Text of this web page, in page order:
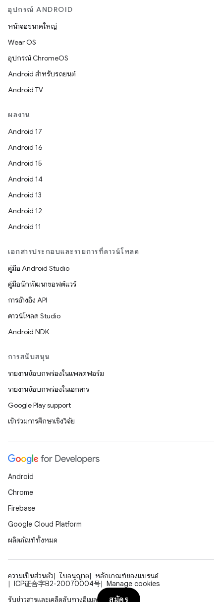
อุปกรณ์ ANDROID
หน้าจอขนาดใหญ่
Wear OS
อุปกรณ์ ChromeOS
Android สำหรับรถยนต์
Android TV
ผลงาน
Android 17
Android 16
Android 15
Android 14
Android 13
Android 12
Android 11
เอกสารประกอบและรายการที่ดาวน์โหลด
คู่มือ Android Studio
คู่มือนักพัฒนาซอฟต์แวร์
การอ้างอิง API
ดาวน์โหลด Studio
Android NDK
การสนับสนุน
รายงานข้อบกพร่องในแพลตฟอร์ม
รายงานข้อบกพร่องในเอกสาร
Google Play support
เข้าร่วมการศึกษาเชิงวิจัย
Android
Chrome
Firebase
Google Cloud Platform
ผลิตภัณฑ์ทั้งหมด
ความเป็นส่วนตัว ใบอนุญาต
หลักเกณฑ์ของแบรนด์
ICP证合字B2-20070004号
Manage cookies
รับข่าวสารและเคล็ดลับทางอีเมล
สมัคร